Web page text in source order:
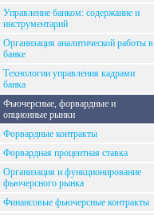
Управление банком: содержание и
инструментарий
Организация аналитической работы в
банке
Технологии управления кадрами
банка
Фьючерсные, форвардные и
опционные рынки
Форвардные контракты
Форвардная процентная ставка
Организация и функционирование
фьючерсного рынка
Финансовые фьючерсные контракты